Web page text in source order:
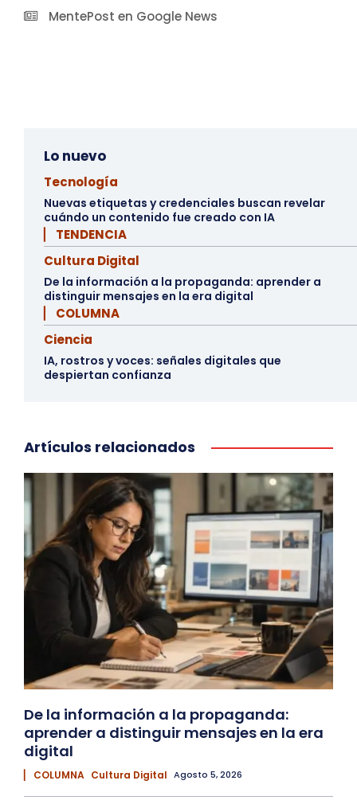
MentePost en Google News
Lo nuevo
Tecnología
Nuevas etiquetas y credenciales buscan revelar
cuándo un contenido fue creado con IA
▏ TENDENCIA
Cultura Digital
De la información a la propaganda: aprender a
distinguir mensajes en la era digital
▏ COLUMNA
Ciencia
IA, rostros y voces: señales digitales que
despiertan confianza
Artículos relacionados
De la información a la propaganda:
aprender a distinguir mensajes en la era
digital
▏ COLUMNA Cultura Digital Agosto 5, 2026